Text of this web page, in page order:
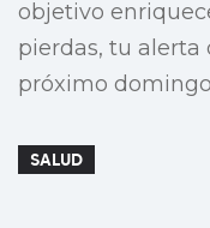
objetivo
pierdas, tu alerta
próximo
SALUD